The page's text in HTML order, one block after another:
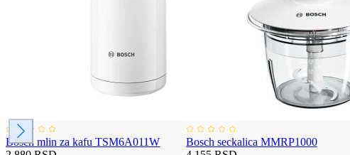
Bosch mlin za kafu TSM6A011W
Bosch seckalica MMRP1000